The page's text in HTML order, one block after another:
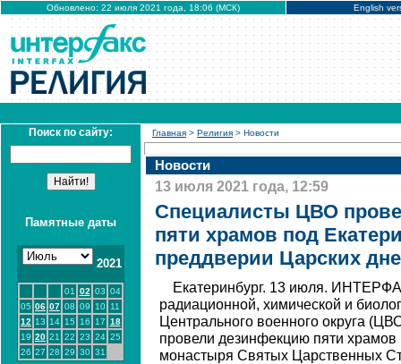
Обновлено: 22 июля 2021 года, 18:06 (МСК) English
Поиск по сайту:
Памятные даты
2021
01 02 03 04
05 06 07 08 09 10
11
12 13 14 15 16 17 18
19 20 21 22 23 24 25
26 27 28 29 30 31
Главная > Религия > Новости
Новости
13 июля 2021 года, 12:59
Специалисты ЦВО
пяти храмов под
преддверии Царских
Екатеринбург. 13 июля.
радиационной, химической и
Центрального военного округа
провели дезинфекцию пяти храмов
монастыря Святых Царственных